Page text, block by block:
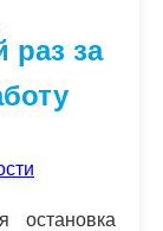
раз за
остановка